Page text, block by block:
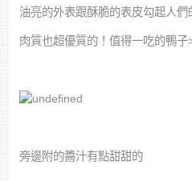
油亮的外表跟酥脆的表皮勾起人們
肉質也超優質的！值得一吃的鴨子
旁邊附的醬汁有點甜甜的